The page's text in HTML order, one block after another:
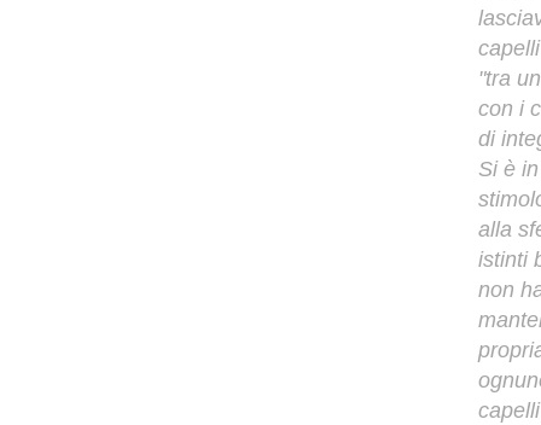
"tra
con i
di
Si è
alla
istinti
non